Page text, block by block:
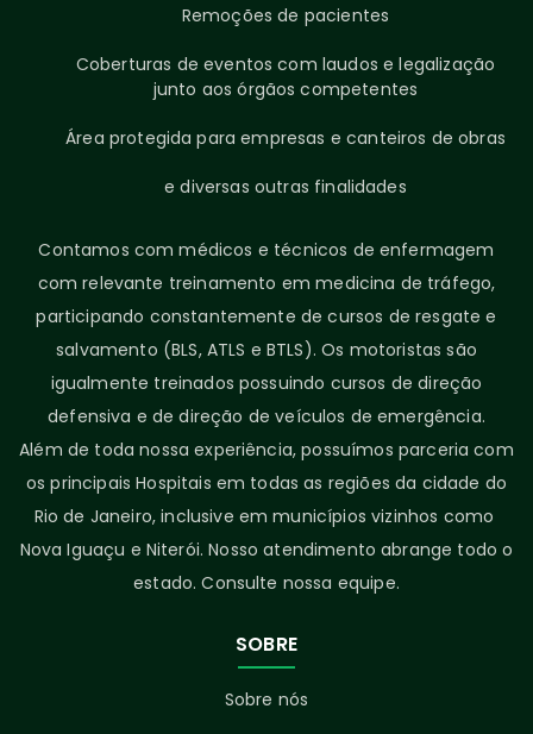
Remoções de pacientes
Coberturas de eventos com laudos e legalização
junto aos órgãos competentes
Área protegida para empresas e canteiros de obras
e diversas outras finalidades
Contamos com médicos e técnicos de enfermagem
com relevante treinamento em medicina de tráfego,
participando constantemente de cursos de resgate e
salvamento (BLS, ATLS e BTLS). Os motoristas são
igualmente treinados possuindo cursos de direção
defensiva e de direção de veículos de emergência.
Além de toda nossa experiência, possuímos parceria com
os principais Hospitais em todas as regiões da cidade do
Rio de Janeiro, inclusive em municípios vizinhos como
Nova Iguaçu e Niterói. Nosso atendimento abrange todo o
estado. Consulte nossa equipe.
SOBRE
Sobre nós